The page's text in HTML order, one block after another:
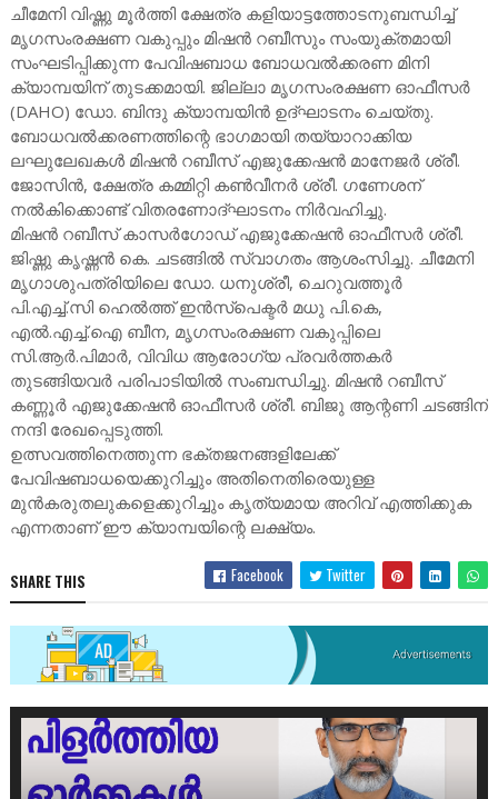
​ചീമേനി വിഷ്ണു മൂർത്തി ക്ഷേത്ര കളിയാട്ടത്തോടനുബന്ധിച്ച്
മൃഗസംരക്ഷണ വകുപ്പും മിഷൻ റബീസും സംയുക്തമായി
സംഘടിപ്പിക്കുന്ന പേവിഷബാധ ബോധവൽക്കരണ മിനി
ക്യാമ്പയിന് തുടക്കമായി. ജില്ലാ മൃഗസംരക്ഷണ ഓഫീസർ
(DAHO) ഡോ. ബിന്ദു ക്യാമ്പയിൻ ഉദ്ഘാടനം ചെയ്തു.
​ബോധവൽക്കരണത്തിന്റെ ഭാഗമായി തയ്യാറാക്കിയ
ലഘുലേഖകൾ മിഷൻ റബീസ് എജുക്കേഷൻ മാനേജർ ശ്രീ.
ജോസിൻ, ക്ഷേത്ര കമ്മിറ്റി കൺവീനർ ശ്രീ. ഗണേശന്
നൽകിക്കൊണ്ട് വിതരണോദ്ഘാടനം നിർവഹിച്ചു.
​മിഷൻ റബീസ് കാസർഗോഡ് എജുക്കേഷൻ ഓഫീസർ ശ്രീ.
ജിഷ്ണു കൃഷ്ണൻ കെ. ചടങ്ങിൽ സ്വാഗതം ആശംസിച്ചു. ചീമേനി
മൃഗാശുപത്രിയിലെ ഡോ. ധനുശ്രീ, ചെറുവത്തൂർ
പി.എച്ച്.സി ഹെൽത്ത് ഇൻസ്‌പെക്ടർ മധു പി.കെ,
എൽ.എച്ച്.ഐ ബീന, മൃഗസംരക്ഷണ വകുപ്പിലെ
സി.ആർ.പിമാർ, വിവിധ ആരോഗ്യ പ്രവർത്തകർ
തുടങ്ങിയവർ പരിപാടിയിൽ സംബന്ധിച്ചു. മിഷൻ റബീസ്
കണ്ണൂർ എജുക്കേഷൻ ഓഫീസർ ശ്രീ. ബിജു ആന്റണി ചടങ്ങിന്
നന്ദി രേഖപ്പെടുത്തി.
​ഉത്സവത്തിനെത്തുന്ന ഭക്തജനങ്ങളിലേക്ക്
പേവിഷബാധയെക്കുറിച്ചും അതിനെതിരെയുള്ള
മുൻകരുതലുകളെക്കുറിച്ചും കൃത്യമായ അറിവ് എത്തിക്കുക
എന്നതാണ് ഈ ക്യാമ്പയിന്റെ ലക്ഷ്യം.
SHARE THIS Facebook Twitter